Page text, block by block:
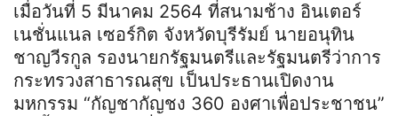
เมื่อวันที่ 5 มีนาคม 2564 ที่สนามช้าง อินเตอร์
เนชั่นแนล เซอร์กิต จังหวัดบุรีรัมย์ นายอนุทิน
ชาญวีรกูล รองนายกรัฐมนตรีและรัฐมนตรีว่าการ
กระทรวงสาธารณสุข เป็นประธานเปิดงาน
มหกรรม “กัญชากัญชง 360 องศาเพื่อประชาชน”